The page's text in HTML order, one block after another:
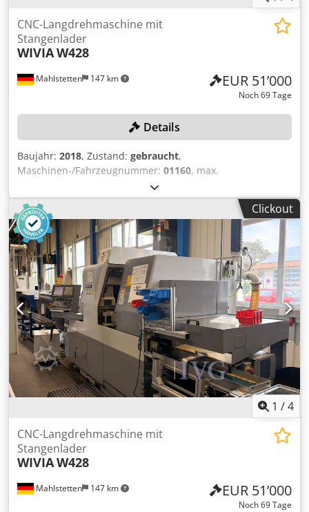
Mahlstetten 147 km
CNC-Langdrehmaschine mit
Stangenlader
WIVIAW428
EUR 51’000
Noch 69 Tage
Details
Baujahr: 2018, Zustand: gebraucht,
Maschinen-/Fahrzeugnummer: 01160, max.
Bearbeitungsdurchmesser: 42 mm, max. Drehlänge: 300
mm, Steuerung FANUC Series 32I-Model B, Filtereinheit, 1
linksseitiger Stangenlader BARLOAD Vito, Baujahr: 2018,
Serien-Nr.: 22181574, Gewicht: 980 kg, rechtsseitiges
Förderband, Späneförderer, Ölkühlgerät HABOR,
Löschanlage, ohne Werkzeuge Codpfxozqy S Ee Alyeha
Clickout
1 /4
Mahlstetten 147 km
CNC-Langdrehmaschine mit
Stangenlader
WIVIAW428
EUR 51’000
Noch 69 Tage